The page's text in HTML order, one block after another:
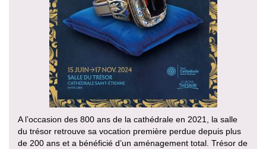
A l’occasion des 800 ans de la cathédrale en 2021, la salle
du trésor retrouve sa vocation première perdue depuis plus
de 200 ans et a bénéficié d’un aménagement total. Trésor de